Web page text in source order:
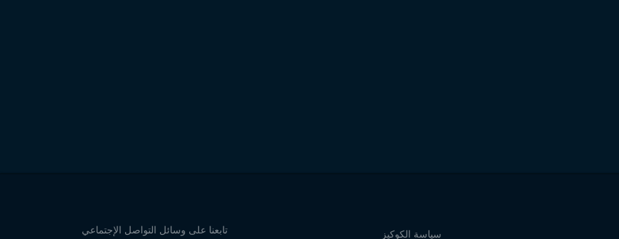
سياسة الكوكيز تابعنا على وسائل التواصل الإجتماعي